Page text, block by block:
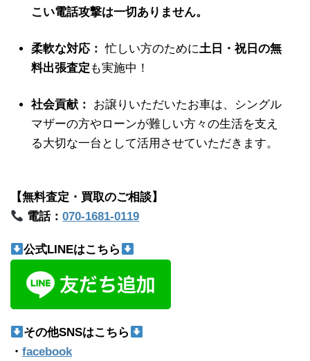
こい電話攻撃は一切ありません。
柔軟な対応： 忙しい方のために土日・祝日の無
料出張査定 も実施中！
社会貢献：
お譲りいただいたお車は、シングル
マザーの方やローンが難しい方々の生活を支え
る大切な一台として活用させていただきます。
【無料査定・買取のご相談】
電話：070-1681-0119
公式LINEはこちら
その他SNSはこちら
・ facebook